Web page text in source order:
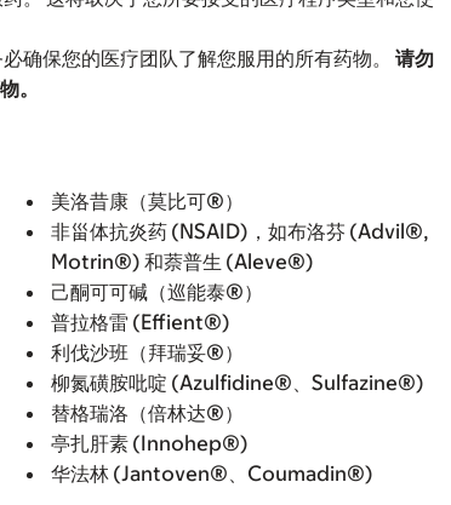
确保您的医疗团队了解您服用的所有药物。 请勿
。
美洛昔康（莫比可®）
非甾体抗炎药 (NSAID)，如布洛芬 (Advil®,
Motrin®) 和萘普生 (Aleve®)
己酮可可碱（巡能泰®）
普拉格雷 (Effient®)
利伐沙班（拜瑞妥®）
柳氮磺胺吡啶 (Azulfidine®、Sulfazine®)
替格瑞洛（倍林达®）
亭扎肝素 (Innohep®)
华法林 (Jantoven®、Coumadin®)